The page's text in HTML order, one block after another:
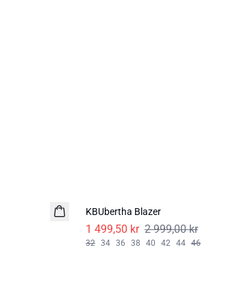
KBUbertha Blazer
1 499,50 kr 2 999,00 kr
32 34 36 38 40 42 44 46